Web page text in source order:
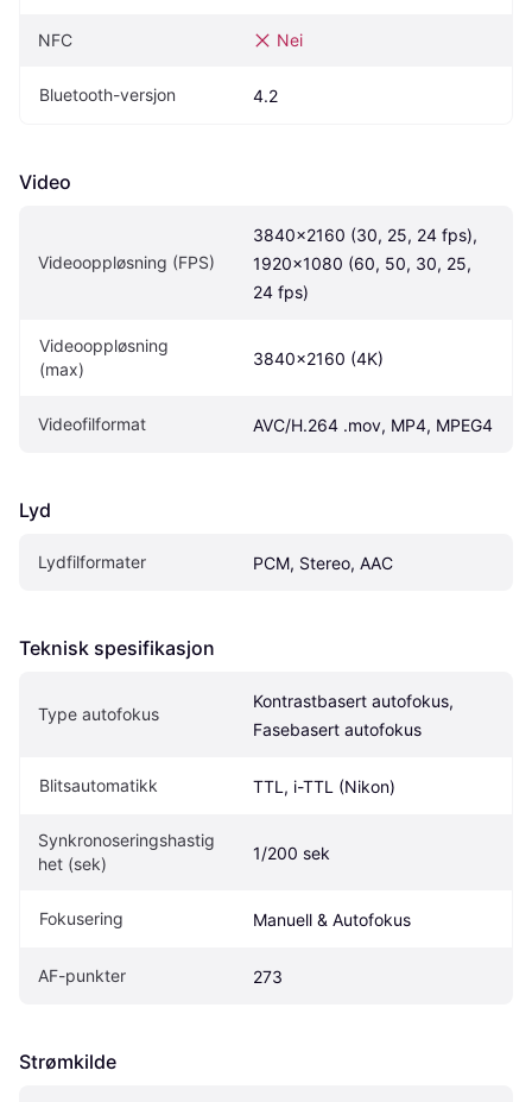
NFC Nei
Bluetooth-versjon 4.2
Video
Videooppløsning (FPS)
3840×2160 (30, 25, 24 fps),
1920x1080 (60, 50, 30, 25,
24 fps)
Videooppløsning
(max)
3840x2160 (4K)
Videofilformat AVC/H.264 .mov, MP4, MPEG4
Lyd
Lydfilformater PCM, Stereo, AAC
Teknisk spesifikasjon
Type autofokus
Kontrastbasert autofokus,
Fasebasert autofokus
Blitsautomatikk TTL, i-TTL (Nikon)
Synkronoseringshastig
het (sek)
1/200 sek
Fokusering Manuell & Autofokus
AF-punkter 273
Strømkilde